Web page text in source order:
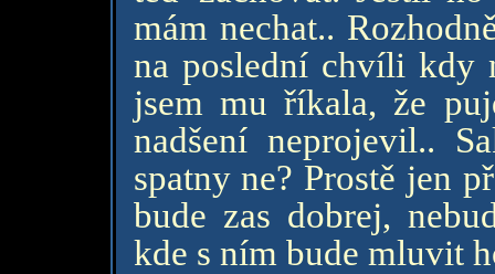
mám nechat..
na poslední chvíli kdy
jsem mu říkala, že
nadšení neprojevil..
spatny ne? Prostě jen
bude zas dobrej,
kde s ním bude mluvit